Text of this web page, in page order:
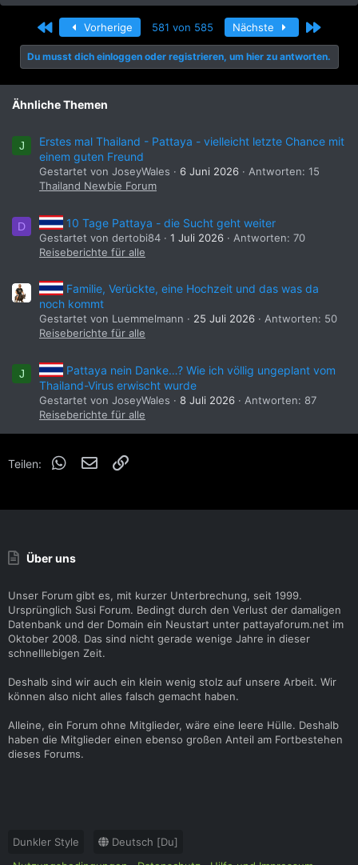
a
i
o
n
e
:
Erste Vorherige 581 von 585 Nächste Letzte
Du musst dich einloggen oder registrieren, um hier zu antworten.
Ähnliche Themen
J
Erstes mal Thailand - Pattaya - vielleicht letzte Chance mit
einem guten Freund
Gestartet von JoseyWales 6 Juni 2026
Antworten: 15
Thailand Newbie Forum
D 10 Tage Pattaya - die Sucht geht weiter
Gestartet von dertobi84 1 Juli 2026
Antworten: 70
Reiseberichte für alle
Familie, Verückte, eine Hochzeit und das was da
noch kommt
Gestartet von Luemmelmann 25 Juli 2026
Antworten: 50
Reiseberichte für alle
J
Pattaya nein Danke…? Wie ich völlig ungeplant vom
Thailand-Virus erwischt wurde
Gestartet von JoseyWales 8 Juli 2026
Antworten: 87
Reiseberichte für alle
Teilen: WhatsApp
E-Mail
Über uns
Unser Forum gibt es, mit kurzer Unterbrechung, seit 1999.
Ursprünglich Susi Forum. Bedingt durch den Verlust der damaligen
Datenbank und der Domain ein Neustart unter pattayaforum.net im
Oktober 2008. Das sind nicht gerade wenige Jahre in dieser
schnelllebigen Zeit.
Deshalb sind wir auch ein klein wenig stolz auf unsere Arbeit. Wir
können also nicht alles falsch gemacht haben.
Alleine, ein Forum ohne Mitglieder, wäre eine leere Hülle. Deshalb
haben die Mitglieder einen ebenso großen Anteil am Fortbestehen
dieses Forums.
Dunkler Style
Deutsch [Du]